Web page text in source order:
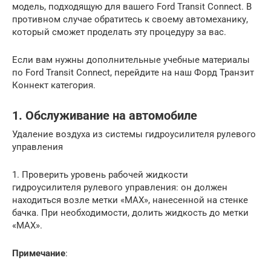
модель, подходящую для вашего Ford Transit Connect. В
противном случае обратитесь к своему автомеханику,
который сможет проделать эту процедуру за вас.
Если вам нужны дополнительные учебные материалы
по Ford Transit Connect, перейдите на наш Форд Транзит
Коннект категория.
1. Обслуживание на автомобиле
Удаление воздуха из системы гидроусилителя рулевого
управления
1. Проверить уровень рабочей жидкости
гидроусилителя рулевого управления: он должен
находиться возле метки «МАХ», нанесенной на стенке
бачка. При необходимости, долить жидкость до метки
«МАХ».
Примечание: